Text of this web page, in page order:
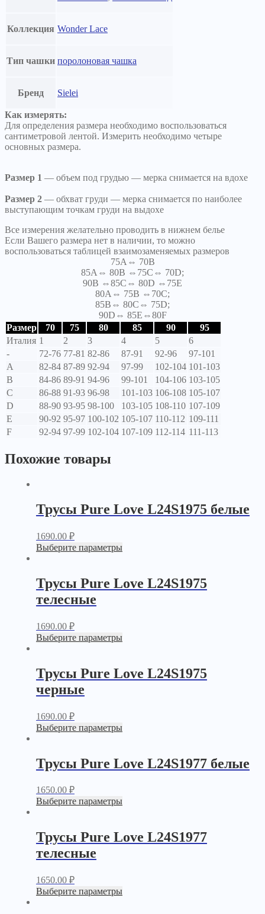
Коллекция Wonder Lace
Тип чашки поролоновая чашка
Бренд Sielei
Как измерять:
Для определения размера необходимо воспользоваться
сантиметровой лентой. Измерить необходимо четыре
основных размера.
Размер 1 — объем под грудью — мерка снимается на вдохе
Размер 2 — обхват груди — мерка снимается по наиболее
выступающим точкам груди на выдохе
Все измерения желательно проводить в нижнем белье
Если Вашего размера нет в наличии, то можно
воспользоваться таблицей взаимозаменяемых размеров
75A⇔ 70B
85A⇔ 80B ⇔75C⇔ 70D;
90B ⇔85C⇔ 80D ⇔75E
80A⇔ 75B ⇔70C;
85B⇔ 80C⇔ 75D;
90D⇔ 85E⇔80F
Размер
70 75 80 85 90
95
Италия 1 2 3 4 5
6
-
72-76 77-81 82-86 87-91 92-96
97-101
A
82-84 87-89 92-94 97-99 102-104 101-103
B
84-86 89-91 94-96 99-101 104-106 103-105
C
86-88 91-93 96-98 101-103 106-108 105-107
D
88-90 93-95 98-100 103-105 108-110 107-109
E
90-92 95-97 100-102 105-107 110-112 109-111
F
92-94 97-99 102-104 107-109 112-114 111-113
Похожие товары
Трусы Pure Love L24S1975 белые
1690.00 ₽
Выберите параметры
Трусы Pure Love L24S1975
телесные
1690.00 ₽
Выберите параметры
Трусы Pure Love L24S1975
черные
1690.00 ₽
Выберите параметры
Трусы Pure Love L24S1977 белые
1650.00 ₽
Выберите параметры
Трусы Pure Love L24S1977
телесные
1650.00 ₽
Выберите параметры